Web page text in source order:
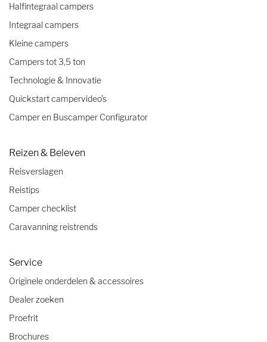
Halfintegraal campers
Integraal campers
Kleine campers
Campers tot 3,5 ton
Technologie & Innovatie
Quickstart campervideo's
Camper en Buscamper Configurator
Reizen & Beleven
Reisverslagen
Reistips
Camper checklist
Caravanning reistrends
Service
Originele onderdelen & accessoires
Dealer zoeken
Proefrit
Brochures